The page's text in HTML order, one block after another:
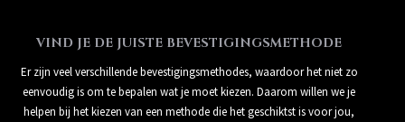
VIND JE DE JUISTE BEVESTIGINGSMETHODE
Er zijn veel verschillende bevestigingsmethodes, waardoor het niet zo
eenvoudig is om te bepalen wat je moet kiezen. Daarom willen we je
helpen bij het kiezen van een methode die het geschiktst is voor jou,